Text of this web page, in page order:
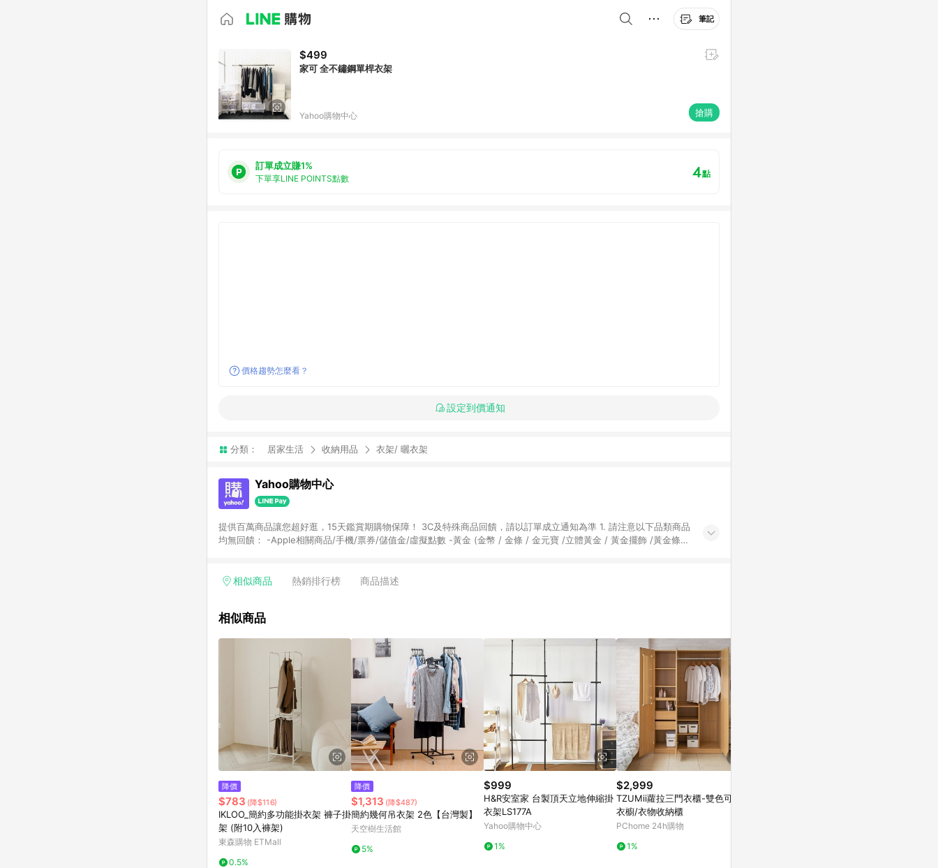
筆記
$499
家可 全不鏽鋼單桿衣架
Yahoo購物中心 搶購
訂單成立賺1%
下單享LINE POINTS點數 4點
價格趨勢怎麼看？
設定到價通知
分類： 居家生活 收納用品 衣架/ 曬衣架
Yahoo購物中心
提供百萬商品讓您超好逛，15天鑑賞期購物保障！ 3C及特殊商品回饋，請以訂單成立通知為準 1. 請注意以下品類商品
均無回饋： -Apple相關商品/手機/票券/儲值金/虛擬點數 -黃金 (金幣 / 金條 / 金元寶 /立體黃金 / 黃金擺飾 /黃金條
Yahoo超贈點回饋者 - 購物中心商店之商品：商品賣場中有標示「商店」及顯示商店名稱者(指定活動店家除外) 3. 訂
相似商品 熱銷排行榜 商品描述
相似商品
降價
$783 (降$116)
IKLOO_簡約多功能掛衣架 褲子掛
架 (附10入褲架)
東森購物 ETMall
0.5%
降價
$1,313 (降$487)
簡約幾何吊衣架 2色【台灣製】
天空樹生活館
5%
$999
H&R安室家 台製頂天立地伸縮掛
衣架LS177A
Yahoo購物中心
1%
$2,999
TZUMii蘿拉三門衣櫃-雙色可選
衣櫥/衣物收納櫃
PChome 24h購物
1%